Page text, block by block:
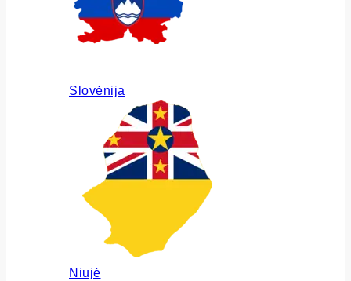
Slovėnija
Niujė